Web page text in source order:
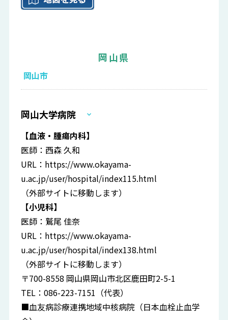
岡山県
岡山市
岡山大学病院
【血液・腫瘍内科】
医師：西森 久和
URL： https://www.okayama-
u.ac.jp/user/hospital/index115.html
（外部サイトに移動します）
【小児科】
医師：鷲尾 佳奈
URL： https://www.okayama-
u.ac.jp/user/hospital/index138.html
（外部サイトに移動します）
〒700-8558 岡山県岡山市北区鹿田町2-5-1
TEL：086-223-7151（代表）
■血友病診療連携地域中核病院（日本血栓止血学